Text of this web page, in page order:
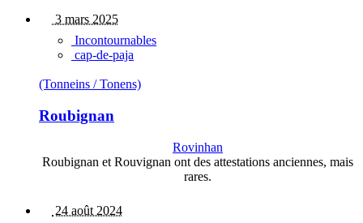
3 mars 2025
Incontournables
cap-de-paja
(Tonneins / Tonens)
Roubignan
Rovinhan
Roubignan et Rouvignan ont des attestations anciennes, mais
rares.
24 août 2024